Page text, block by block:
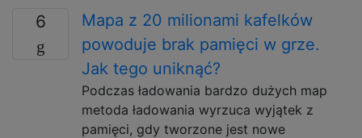
6
Mapa z 20 milionami kafelków
powoduje brak pamięci w grze.
Jak tego uniknąć?
Podczas ładowania bardzo dużych map
metoda ładowania wyrzuca wyjątek z
pamięci, gdy tworzone jest nowe